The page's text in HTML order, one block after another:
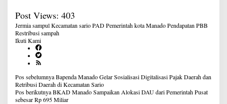
Post Views: 403
Jermia sampulKecamatan sarioPADPemerintah kota ManadoPendapatan PBB
Restribusi sampah
Ikuti Kami
Navigasi
pos
Pos sebelumnyaBapenda Manado Gelar Sosialisasi Digitalisasi Pajak Daerah dan
Retribusi Daerah di Kecamatan Sario
Pos berikutnyaBKAD Manado Sampaikan Alokasi DAU dari Pemerintah Pusat
sebesar Rp 695 Miliar